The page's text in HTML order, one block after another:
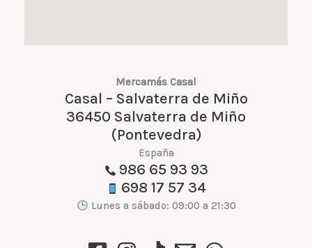
Mercamás Casal
Casal – Salvaterra de Miño
36450 Salvaterra de Miño
(Pontevedra)
España
986 65 93 93
698 17 57 34
Lunes a sábado: 09:00 a 21:30